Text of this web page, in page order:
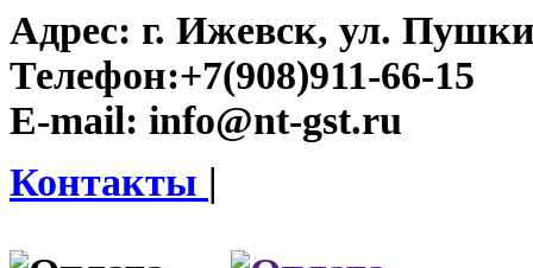
Адрес: г. Ижевск, ул.
Телефон:+7(908)911-66-15
E-mail: info@nt-gst.ru
Контакты |